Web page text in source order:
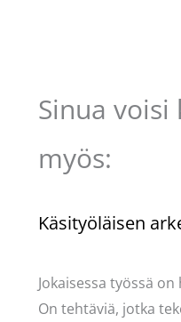
Sinua
myös:
Käsityöläisen
Jokaisessa työssä
On tehtäviä, jotka